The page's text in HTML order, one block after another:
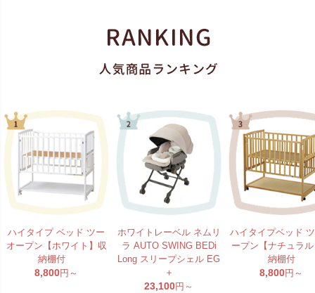
ハイタイプ ベッド ツー
オープン【ホワイト】収
納棚付
8,800円～
ホワイトレーベル ネムリ
ラ AUTO SWING BEDi
Long スリープシェル EG
＋
23,100円～
ハイタイプベッド
ープン【ナチュラ
納棚付
8,800円～